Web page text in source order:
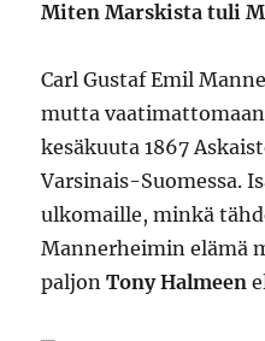
Miten Marskista tuli
Carl Gustaf Emil
mutta
kesäkuuta 1867
Varsinais-Suomessa.
ulkomaille, minkä
Mannerheimin elämä
paljon Tony Halmeen